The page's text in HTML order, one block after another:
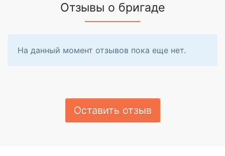
Отзывы о бригаде
На данный момент отзывов пока еще нет.
Оставить отзыв